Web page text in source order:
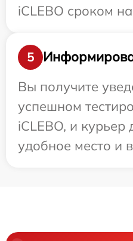
iCLEBO сроком
5
Вы получите
успешном
iCLEBO, и курьер
удобное место и